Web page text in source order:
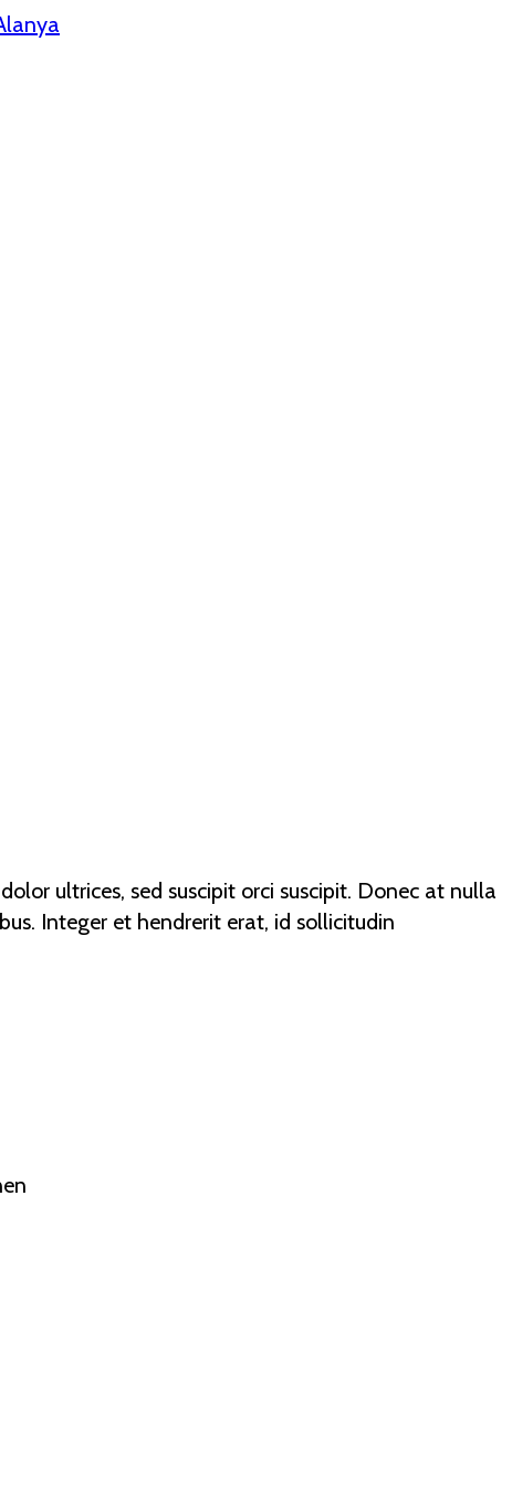
ultrices, sed suscipit orci suscipit. Donec at nulla
Integer et hendrerit erat, id sollicitudin